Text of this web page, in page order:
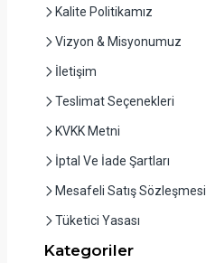
Kalite Politikamız
Vizyon & Misyonumuz
İletişim
Teslimat Seçenekleri
KVKK Metni
İptal Ve İade Şartları
Mesafeli Satış Sözleşmesi
Tüketici Yasası
Kategoriler